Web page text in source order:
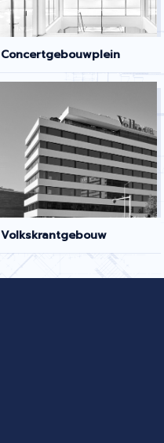
Concertgebouwplein
Volkskrantgebouw